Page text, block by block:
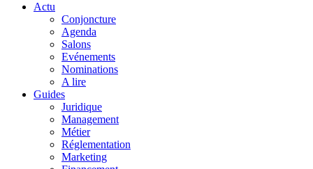
Actu
Conjoncture
Agenda
Salons
Evénements
Nominations
A lire
Guides
Juridique
Management
Métier
Réglementation
Marketing